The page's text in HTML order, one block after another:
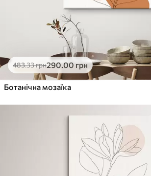
483.33грн290.00 грн
Ботанічна мозаїка